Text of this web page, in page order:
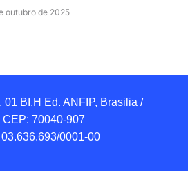
outubro de 2025
01 BI.H Ed. ANFIP, Brasilia /
CEP: 70040-907
0001-00